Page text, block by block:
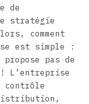
de
stratégie
comment
est simple :
pas de
L’entreprise